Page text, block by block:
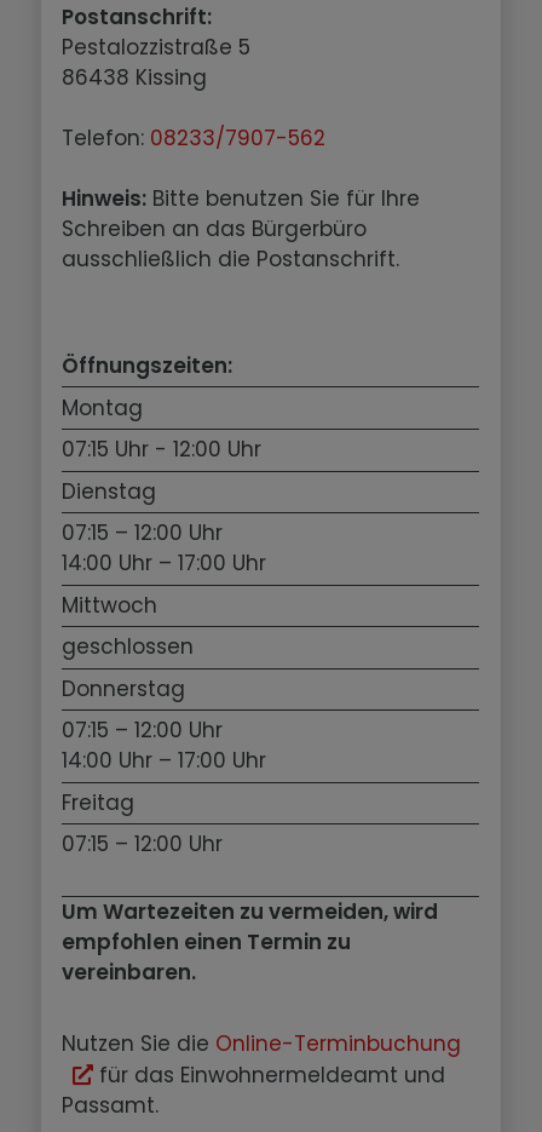
Postanschrift:
Pestalozzistraße 5
86438 Kissing
Telefon: 08233/7907-562
Hinweis: Bitte benutzen Sie für Ihre
Schreiben an das Bürgerbüro
ausschließlich die Postanschrift.
Öffnungszeiten:
Montag
07:15 Uhr - 12:00 Uhr
Dienstag
07:15 – 12:00 Uhr
14:00 Uhr – 17:00 Uhr
Mittwoch
geschlossen
Donnerstag
07:15 – 12:00 Uhr
14:00 Uhr – 17:00 Uhr
Freitag
07:15 – 12:00 Uhr
Um Wartezeiten zu vermeiden, wird
empfohlen einen Termin zu
vereinbaren.
Nutzen Sie die Online-Terminbuchung
für das Einwohnermeldeamt und
Passamt.